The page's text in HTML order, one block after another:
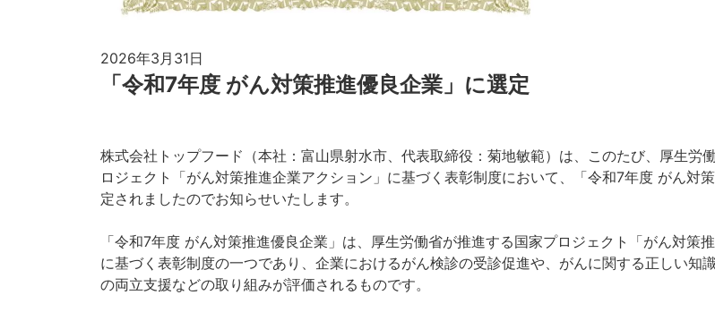
2026年3月31日
「令和7年度 がん対策推進優良企業」に選定
株式会社トップフード（本社：富山県射水市、代表取締役：菊地敏範）は、このたび、厚生労
ロジェクト「がん対策推進企業アクション」に基づく表彰制度において、「令和7年度 がん対
定されましたのでお知らせいたします。
「令和7年度 がん対策推進優良企業」は、厚生労働省が推進する国家プロジェクト「がん対策
に基づく表彰制度の一つであり、企業におけるがん検診の受診促進や、がんに関する正しい知
の両立支援などの取り組みが評価されるものです。